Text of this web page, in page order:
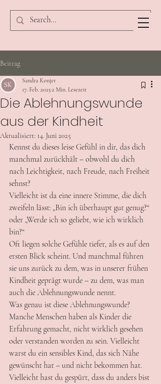
Beitrag
Die Ablehnungswunde
aus der Kindheit
Sandra Konjer
17. Feb. 20252 Min. Lesezeit
Aktualisiert: 14. Juni 2025
Kennst du dieses leise Gefühl in dir, das dich
manchmal zurückhält – obwohl du dich
nach Leichtigkeit, nach Freude, nach Freiheit
sehnst?
Vielleicht ist da eine innere Stimme, die dich
zweifeln lässt: „Bin ich überhaupt gut genug?“
oder „Werde ich so geliebt, wie ich wirklich
bin?“
Oft liegen solche Gefühle tiefer, als es auf den
ersten Blick scheint. Und manchmal führen
sie uns zurück zu dem, was in unserer frühen
Kindheit geprägt wurde – zu dem, was man
auch die Ablehnungswunde nennt.
Was genau ist diese Ablehnungswunde?
Manche Menschen haben als Kinder die
Erfahrung gemacht, nicht wirklich gesehen
oder verstanden worden zu sein. Vielleicht
warst du ein sensibles Kind, das sich Nähe
gewünscht hat – und nicht bekommen hat.
Vielleicht hast du gespürt, dass du anders bist